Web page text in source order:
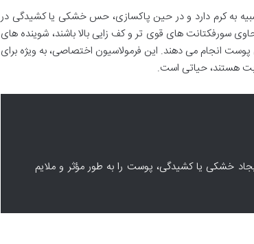
به کرم دارد و در حین پاکسازی، حس خشکی یا کشیدگی در
سورفکتانت های قوی تر و کف زایی بالا باشند، شوینده های
انجام می دهند. این فرمولاسیون اختصاصی، به ویژه برای
هستند، حیاتی است.
خشکی یا کشیدگی، پوست را به طور مؤثر و ملایم